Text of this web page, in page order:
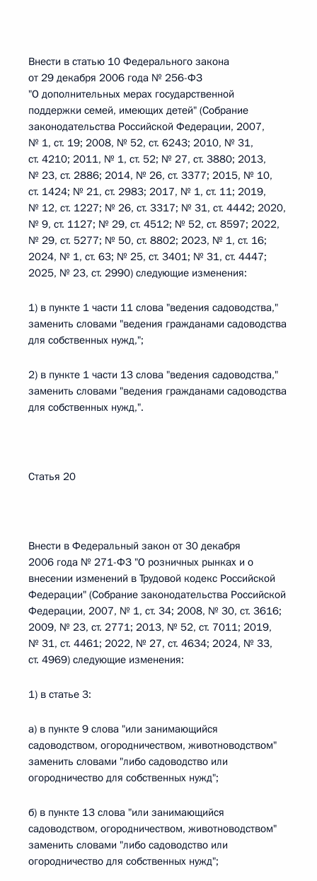
Внести в статью 10 Федерального закона
от 29 декабря 2006 года № 256-ФЗ
"О дополнительных мерах государственной
поддержки семей, имеющих детей" (Собрание
законодательства Российской Федерации, 2007,
№ 1, ст. 19; 2008, № 52, ст. 6243; 2010, № 31,
ст. 4210; 2011, № 1, ст. 52; № 27, ст. 3880; 2013,
№ 23, ст. 2886; 2014, № 26, ст. 3377; 2015, № 10,
ст. 1424; № 21, ст. 2983; 2017, № 1, ст. 11; 2019,
№ 12, ст. 1227; № 26, ст. 3317; № 31, ст. 4442; 2020,
№ 9, ст. 1127; № 29, ст. 4512; № 52, ст. 8597; 2022,
№ 29, ст. 5277; № 50, ст. 8802; 2023, № 1, ст. 16;
2024, № 1, ст. 63; № 25, ст. 3401; № 31, ст. 4447;
2025, № 23, ст. 2990) следующие изменения:
1) в пункте 1 части 11 слова "ведения садоводства,"
заменить словами "ведения гражданами садоводства
для собственных нужд,";
2) в пункте 1 части 13 слова "ведения садоводства,"
заменить словами "ведения гражданами садоводства
для собственных нужд,".
Статья 20
Внести в Федеральный закон от 30 декабря
2006 года № 271-ФЗ "О розничных рынках и о
внесении изменений в Трудовой кодекс Российской
Федерации" (Собрание законодательства Российской
Федерации, 2007, № 1, ст. 34; 2008, № 30, ст. 3616;
2009, № 23, ст. 2771; 2013, № 52, ст. 7011; 2019,
№ 31, ст. 4461; 2022, № 27, ст. 4634; 2024, № 33,
ст. 4969) следующие изменения:
1) в статье 3:
а) в пункте 9 слова "или занимающийся
садоводством, огородничеством, животноводством"
заменить словами "либо садоводство или
огородничество для собственных нужд";
б) в пункте 13 слова "или занимающийся
садоводством, огородничеством, животноводством"
заменить словами "либо садоводство или
огородничество для собственных нужд";